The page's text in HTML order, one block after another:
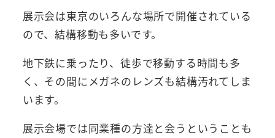
展示会は東京のいろんな場所で開催されている
ので、結構移動も多いです。
地下鉄に乗ったり、徒歩で移動する時間も多
く、その間にメガネのレンズも結構汚れてしま
います。
展示会場では同業種の方達と会うということも